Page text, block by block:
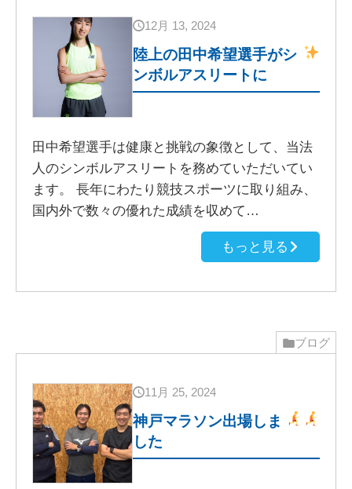
12月 13, 2024
陸上の田中希望選手がシ
ンボルアスリートに
田中希望選手は健康と挑戦の象徴として、当法
人のシンボルアスリートを務めていただいてい
ます。 長年にわたり競技スポーツに取り組み、
国内外で数々の優れた成績を収めて…
もっと見る
ブログ
11月 25, 2024
神戸マラソン出場しま
した